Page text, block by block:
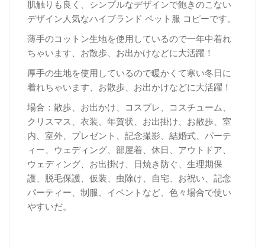
肌触りも良く、シンプルなデザインで飽きのこない
デザイン人気なハイブランド ペット服 コピーです。
薄手のコットン生地を使用しているので一年中着れ
ちゃいます、お散歩、お出かけなどに大活躍！
厚手の生地を使用しているので暖かくて寒い冬日に
着れちゃいます、お散歩、お出かけなどに大活躍！
場合：散歩、お出かけ、コスプレ、コスチューム、
クリスマス、衣装、年賀状、お出掛け、お散歩、室
内、室外、プレゼント、記念撮影、結婚式、パーテ
ィー、ウェディング、部屋着、休日、アウトドア、
ウェディング、お出掛け、日焼き防ぐ、生理期保
護、脱毛保護、仮装、虫除け、自宅、お祝い、記念
パーティー、制服、イベントなど、色々場合で使い
やすいだ。